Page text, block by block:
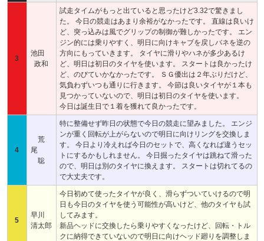
3
池田
政和
試走タイムがもっと出ていると思ったけど3.32で驚きまし
た。 今日の競走はあまり余裕がなかったです。 直線は良いけ
ど、突っ込みは風でグリップの制御が難しかったです。 エン
ジン的には乗りやすく、明日に向けキャブを戻しバネを逆の
方向にもっていきます。 タイヤに滑りやハネが多少あるけ
ど、明日は初日のタイヤを使います。 スタートは良かったけ
ど、のびていかなかったです。 ＳＧ優出は２年ぶりだけど、
気負わずいつも通りに行きます。 今節は良いタイヤが１本も
見つかっていないので、明日は初日のタイヤを使います。
今日は誕生日で１着を獲れて良かったです。
4
荒
尾
聡
特に整備せず昨日の状態で今日の競走に望みました。 エンジ
ンが重く回転が上がらないので明日に向けリングを交換しま
す。 今日より冷えれば今日のセットで、高くなれば違うセッ
トにするかもしれません。 今日掘ったタイヤは跳ねて滑った
ので、明日は別のタイヤに換えます。 スタートは切れてるの
で大丈夫です。
5
早川
清太郎
今日初めて使ったタイヤが良く、滑らずついていけるので明
日も今日のタイヤを使う可能性が高いけど、他のタイヤも試
してみます。
新品ヘッドに交換したら乗りやすくなったけど、回転・トル
クに納得できていないので明日に向けヘッド廻りを調整しま